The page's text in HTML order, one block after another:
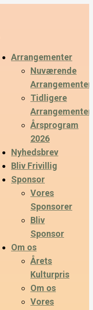
Arrangementer
Nuværende
Arrangementer
Tidligere
Arrangementer
Årsprogram
2026
Nyhedsbrev
Bliv Frivillig
Sponsor
Vores
Sponsorer
Bliv
Sponsor
Om os
Årets
Kulturpris
Om os
Vores